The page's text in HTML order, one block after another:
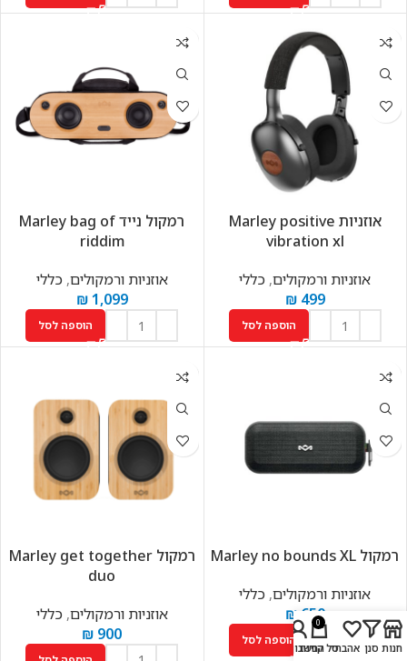
אוזניות Marley positive
vibration xl
אוזניות ורמקולים, כללי
₪499
הוספה לסל
רמקול נייד Marley bag of
riddim
אוזניות ורמקולים,כללי
₪1,099
הוספה לסל
רמקול Marley no bounds XL
אוזניות ורמקולים, כללי
₪650
הוספה לסל
רמקול Marley get together
duo
אוזניות ורמקולים,כללי
₪ 900
חנות סנן אהבתי
0
סל קניות
החשבון שלי